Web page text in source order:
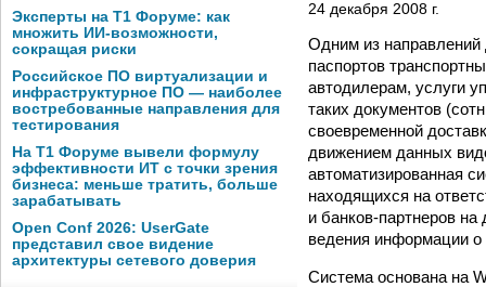
Эксперты на Т1 Форуме: как
множить ИИ-возможности,
сокращая риски
Российское ПО виртуализации и
инфраструктурное ПО — наиболее
востребованные направления для
тестирования
На Т1 Форуме вывели формулу
эффективности ИТ с точки зрения
бизнеса: меньше тратить, больше
зарабатывать
Open Conf 2026: UserGate
представил свое видение
архитектуры сетевого доверия
24 декабря 2008 г.
Одним из направлений
паспортов
автодилерам, услуги
таких документов
своевременной
движением данных
автоматизированная
находящихся на
и банков-партнеров
ведения информации
Система основана на